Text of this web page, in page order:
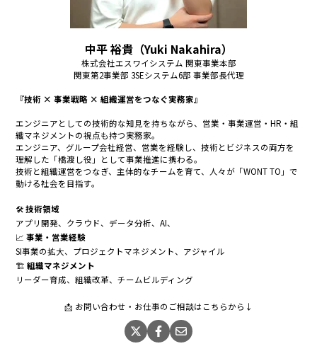
中平 裕貴（Yuki Nakahira）
株式会社エスワイシステム 関東事業本部
関東第2事業部 3SEシステム6部 事業部長代理
『技術 × 事業戦略 × 組織運営をつなぐ実務家』
エンジニアとしての技術的な知見を持ちながら、営業・事業運営・HR・組
織マネジメントの視点も持つ実務家。
エンジニア、グループ会社経営、営業を経験し、技術とビジネスの両方を
理解した「橋渡し役」として事業推進に携わる。
技術と組織運営をつなぎ、主体的なチームを育て、人々が「WONT TO」で
動ける社会を目指す。
🛠技術領域
アプリ開発、クラウド、データ分析、AI、
📈事業・営業経験
SI事業の拡大、プロジェクトマネジメント、アジャイル
🏗組織マネジメント
リーダー育成、組織改革、チームビルディング
📩 お問い合わせ・お仕事のご相談はこちらから↓